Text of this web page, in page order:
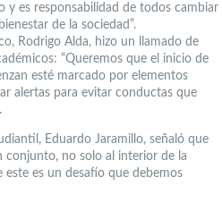
y es responsabilidad de todos cambiar
de la sociedad”.
Rodrigo Alda, hizo un llamado de
“Queremos que el inicio de
esté marcado por elementos
alertas para evitar conductas que
Eduardo Jaramillo, señaló que
conjunto, no solo al interior de la
este es un desafío que debemos